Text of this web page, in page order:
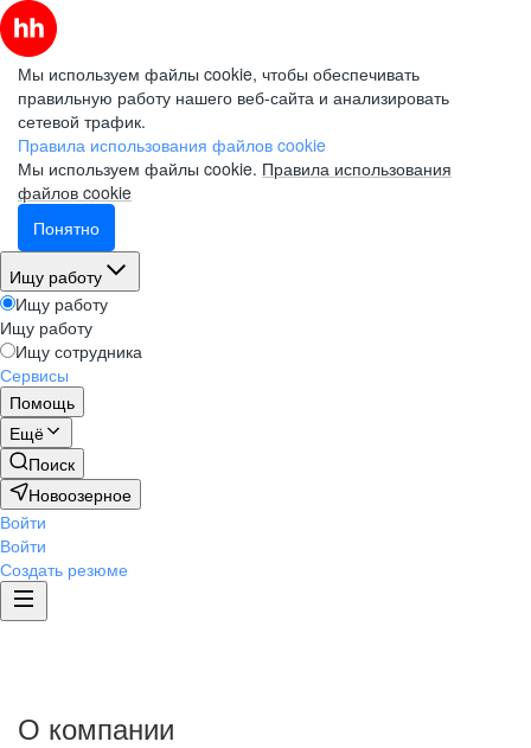
Мы используем файлы cookie, чтобы обеспечивать
правильную работу нашего веб-сайта и анализировать
сетевой трафик.
Правила использования файлов cookie
Мы используем файлы cookie. Правила использования
файлов cookie
Понятно
Ищу работу
Ищу работу
Ищу работу
Ищу сотрудника
Сервисы
Помощь
Ещё
Поиск
Новоозерное
Войти
Войти
Создать резюме
О компании